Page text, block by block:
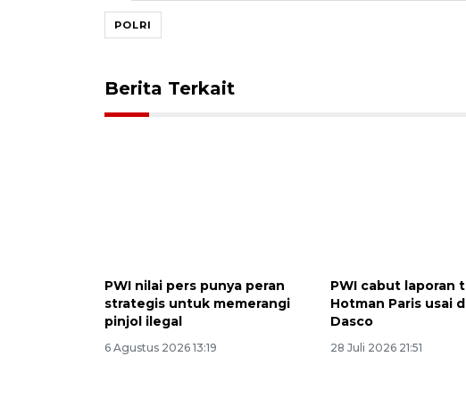
POLRI
Berita Terkait
PWI nilai pers punya peran
strategis untuk memerangi
pinjol ilegal
6 Agustus 2026 13:19
PWI cabut laporan
Hotman Paris usai
Dasco
28 Juli 2026 21:51